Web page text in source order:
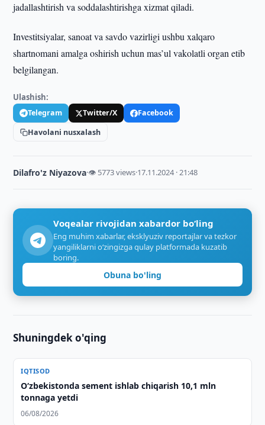
jadallashtirish va soddalashtirishga xizmat qiladi.
Investitsiyalar, sanoat va savdo vazirligi ushbu xalqaro
shartnomani amalga oshirish uchun mas’ul vakolatli organ etib
belgilangan.
Ulashish:
Telegram Twitter/X
Facebook
Havolani nusxalash
Dilafro'z Niyazova·👁 5773 views·17.11.2024 · 21:48
Voqealar rivojidan xabardor bo‘ling
Eng muhim xabarlar, eksklyuziv reportajlar va tezkor
yangiliklarni o‘zingizga qulay platformada kuzatib
boring.
Obuna bo'ling
Shuningdek o'qing
IQTISOD
O‘zbekistonda sement ishlab chiqarish 10,1 mln
tonnaga yetdi
06/08/2026